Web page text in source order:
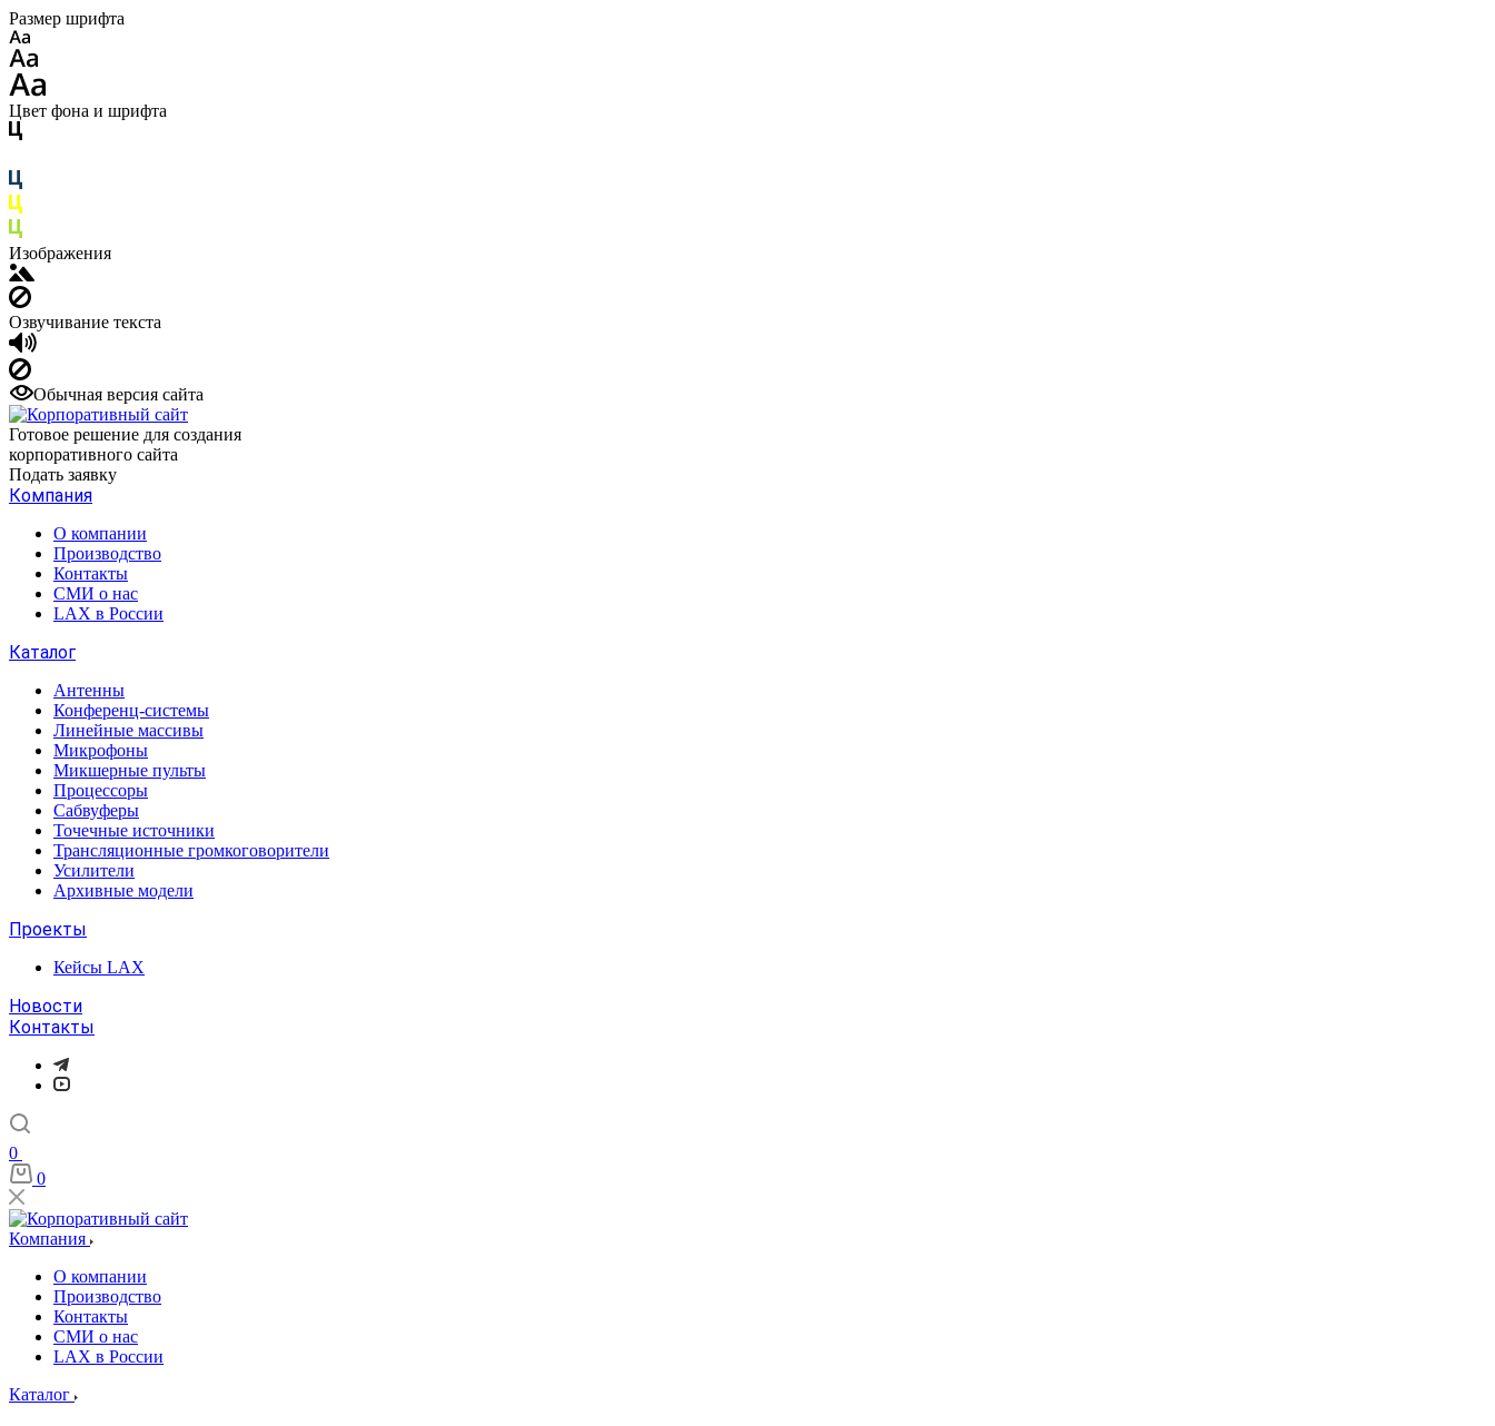
Размер шрифта
Цвет фона и шрифта
Изображения
Озвучивание текста
Обычная версия сайта
Готовое решение для создания
корпоративного сайта
Подать заявку
Компания
О компании
Производство
Контакты
СМИ о нас
LAX в России
Каталог
Антенны
Конференц-системы
Линейные массивы
Микрофоны
Микшерные пульты
Процессоры
Сабвуферы
Точечные источники
Трансляционные громкоговорители
Усилители
Архивные модели
Проекты
Кейсы LAX
Новости
Контакты
0
0
Компания
О компании
Производство
Контакты
СМИ о нас
LAX в России
Каталог